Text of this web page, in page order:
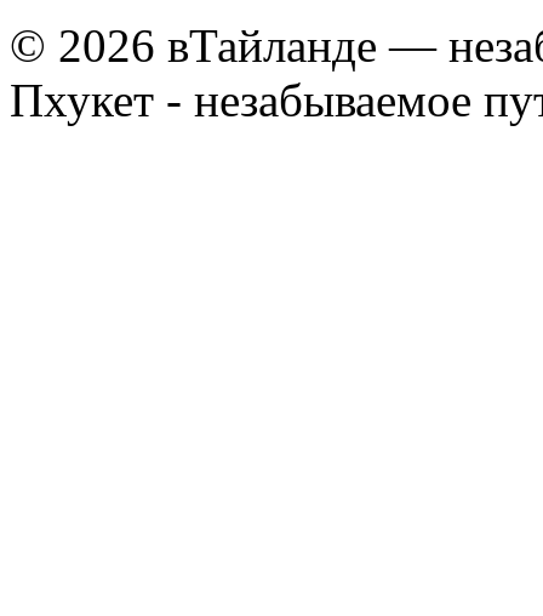
© 2026 вТайланде —
Пхукет - незабываемое